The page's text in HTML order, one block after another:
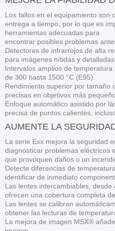
Los fallos en el equipamiento son
entrega a tiempo, por lo que es
herramientas adecuadas para
encontrar posibles problemas
Detectores de infrarrojos de alta
para imágenes nítidas y detalladas.
Intervalos amplios de
de 300 hasta 1500 °C (E95).
Rendimiento superior por tamaño
precisas en objetivos más
Enfoque automático asistido por
precisa de puntos calientes,
AUMENTE LA
La serie Exx mejora la seguridad
diagnosticar problemas eléctricos
que provoquen daños o un
Detecte diferencias de
identificar de inmediato
Las lentes intercambiables, desde
ofrecen una cobertura completa
Las lentes se calibran
obtener las lecturas de
La mejora de imagen MSX®